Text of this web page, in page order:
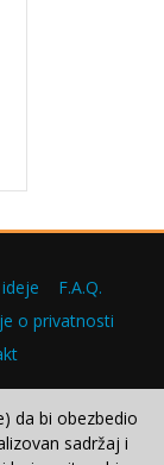
F.A.Q.
o privatnosti
da bi obezbedio
sadržaj i